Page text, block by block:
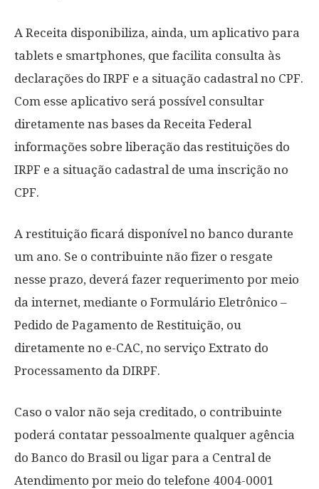
A Receita disponibiliza, ainda, um aplicativo para
tablets e smartphones, que facilita consulta às
declarações do IRPF e a situação cadastral no CPF.
Com esse aplicativo será possível consultar
diretamente nas bases da Receita Federal
informações sobre liberação das restituições do
IRPF e a situação cadastral de uma inscrição no
CPF.
A restituição ficará disponível no banco durante
um ano. Se o contribuinte não fizer o resgate
nesse prazo, deverá fazer requerimento por meio
da internet, mediante o Formulário Eletrônico –
Pedido de Pagamento de Restituição, ou
diretamente no e-CAC, no serviço Extrato do
Processamento da DIRPF.
Caso o valor não seja creditado, o contribuinte
poderá contatar pessoalmente qualquer agência
do Banco do Brasil ou ligar para a Central de
Atendimento por meio do telefone 4004-0001